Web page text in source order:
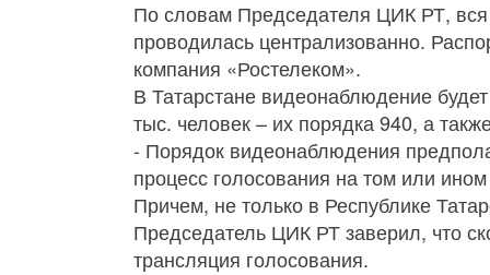
По словам Председателя ЦИК РТ, вся
проводилась централизованно.
компания «Ростелеком».
В Татарстане видеонаблюдение
тыс. человек – их порядка 940, а
- Порядок видеонаблюдения
процесс голосования на том или
Причем, не только в Республике
Председатель ЦИК РТ заверил, что
трансляция голосования.